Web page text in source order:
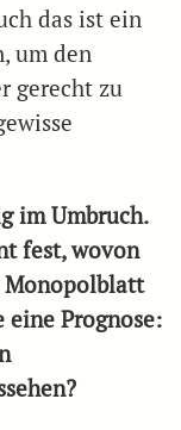
das ist ein
um den
gerecht zu
im Umbruch.
fest, wovon
Monopolblatt
eine Prognose: